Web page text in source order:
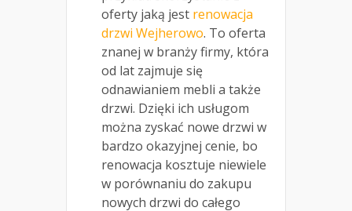
oferty jaką jest renowacja
drzwi Wejherowo. To oferta
znanej w branży firmy, która
od lat zajmuje się
odnawianiem mebli a także
drzwi. Dzięki ich usługom
można zyskać nowe drzwi w
bardzo okazyjnej cenie, bo
renowacja kosztuje niewiele
w porównaniu do zakupu
nowych drzwi do całego